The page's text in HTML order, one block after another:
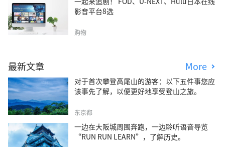
影音平台8选
购物
最新文章 More
对于首次攀登高尾山的游客：以下五件事您应
该事先了解，以便更好地享受登山之旅。
东京都
一边在大阪城周围奔跑，一边聆听语音导览
“RUN RUN LEARN”，了解历史。